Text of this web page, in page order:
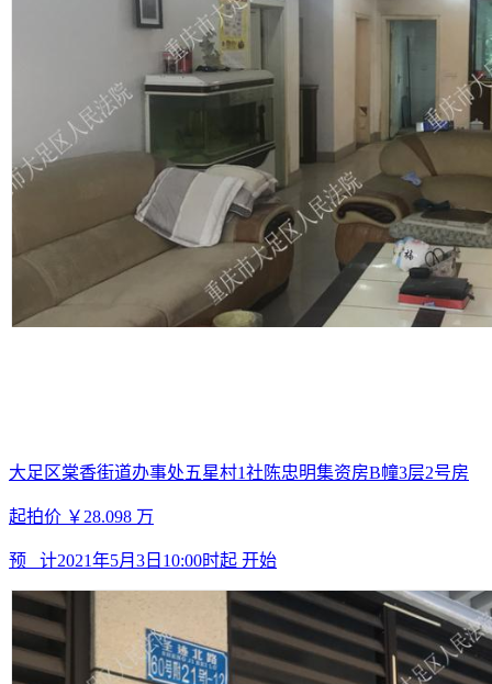
大足区棠香街道办事处五星村1社陈忠明集资房B幢3层2号房
起拍价 ￥28.098 万
预 计2021年5月3日10:00时起 开始